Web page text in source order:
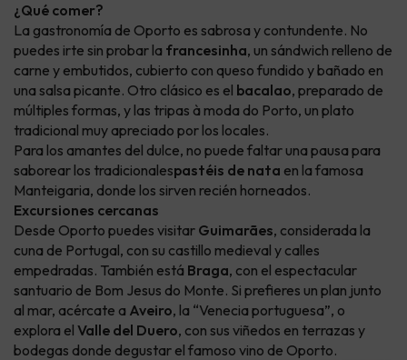
¿Qué comer?
La gastronomía de Oporto es sabrosa y contundente. No
puedes irte sin probar la francesinha, un sándwich relleno de
carne y embutidos, cubierto con queso fundido y bañado en
una salsa picante. Otro clásico es el bacalao, preparado de
múltiples formas, y las tripas à moda do Porto, un plato
tradicional muy apreciado por los locales.
Para los amantes del dulce, no puede faltar una pausa para
saborear los tradicionalespastéis de nata en la famosa
Manteigaria, donde los sirven recién horneados.
Excursiones cercanas
Desde Oporto puedes visitar Guimarães, considerada la
cuna de Portugal, con su castillo medieval y calles
empedradas. También está Braga, con el espectacular
santuario de Bom Jesus do Monte. Si prefieres un plan junto
al mar, acércate a Aveiro, la “Venecia portuguesa”, o
explora el Valle del Duero, con sus viñedos en terrazas y
bodegas donde degustar el famoso vino de Oporto.